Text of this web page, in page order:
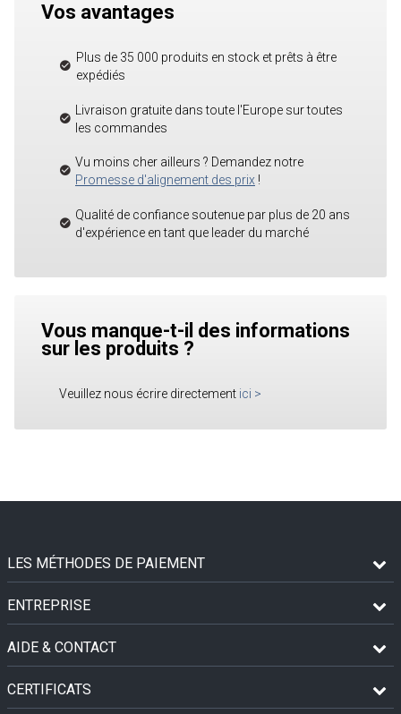
Vos avantages
Plus de 35 000 produits en stock et prêts à être
expédiés
Livraison gratuite dans toute l'Europe sur toutes
les commandes
Vu moins cher ailleurs ? Demandez notre
Promesse d'alignement des prix !
Qualité de confiance soutenue par plus de 20 ans
d'expérience en tant que leader du marché
Vous manque-t-il des informations
sur les produits ?
Veuillez nous écrire directement ici >
LES MÉTHODES DE PAIEMENT
ENTREPRISE
AIDE & CONTACT
CERTIFICATS